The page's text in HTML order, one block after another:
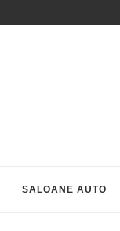
SALOANE AUTO